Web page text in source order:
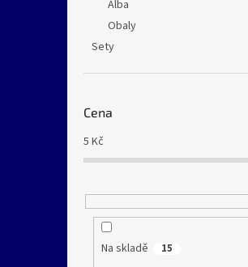
Alba
Obaly
Sety
Cena
5 Kč
Na skladě 15